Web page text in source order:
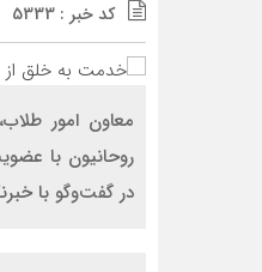
کد خبر : 5333
معاون امور
روحانیون با
در گفت‌وگو با